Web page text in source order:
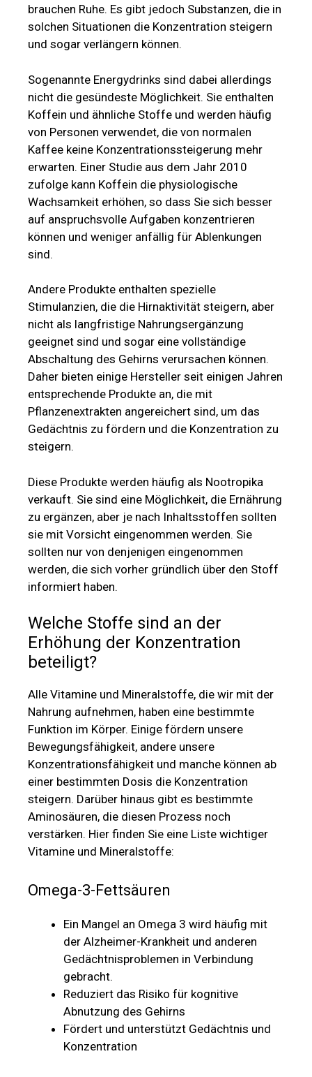
brauchen Ruhe. Es gibt jedoch Substanzen, die in
solchen Situationen die Konzentration steigern
und sogar verlängern können.
Sogenannte Energydrinks sind dabei allerdings
nicht die gesündeste Möglichkeit. Sie enthalten
Koffein und ähnliche Stoffe und werden häufig
von Personen verwendet, die von normalen
Kaffee keine Konzentrationssteigerung mehr
erwarten. Einer Studie aus dem Jahr 2010
zufolge kann Koffein die physiologische
Wachsamkeit erhöhen, so dass Sie sich besser
auf anspruchsvolle Aufgaben konzentrieren
können und weniger anfällig für Ablenkungen
sind.
Andere Produkte enthalten spezielle
Stimulanzien, die die Hirnaktivität steigern, aber
nicht als langfristige Nahrungsergänzung
geeignet sind und sogar eine vollständige
Abschaltung des Gehirns verursachen können.
Daher bieten einige Hersteller seit einigen Jahren
entsprechende Produkte an, die mit
Pflanzenextrakten angereichert sind, um das
Gedächtnis zu fördern und die Konzentration zu
steigern.
Diese Produkte werden häufig als Nootropika
verkauft. Sie sind eine Möglichkeit, die Ernährung
zu ergänzen, aber je nach Inhaltsstoffen sollten
sie mit Vorsicht eingenommen werden. Sie
sollten nur von denjenigen eingenommen
werden, die sich vorher gründlich über den Stoff
informiert haben.
Welche Stoffe sind an der
Erhöhung der Konzentration
beteiligt?
Alle Vitamine und Mineralstoffe, die wir mit der
Nahrung aufnehmen, haben eine bestimmte
Funktion im Körper. Einige fördern unsere
Bewegungsfähigkeit, andere unsere
Konzentrationsfähigkeit und manche können ab
einer bestimmten Dosis die Konzentration
steigern. Darüber hinaus gibt es bestimmte
Aminosäuren, die diesen Prozess noch
verstärken. Hier finden Sie eine Liste wichtiger
Vitamine und Mineralstoffe:
Omega-3-Fettsäuren
Ein Mangel an Omega 3 wird häufig mit
der Alzheimer-Krankheit und anderen
Gedächtnisproblemen in Verbindung
gebracht.
Reduziert das Risiko für kognitive
Abnutzung des Gehirns
Fördert und unterstützt Gedächtnis und
Konzentration